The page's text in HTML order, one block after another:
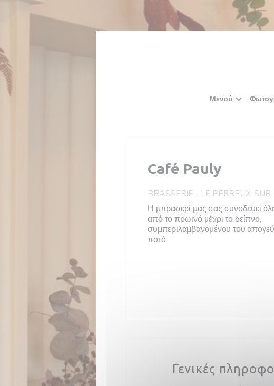
Πίνακας διαχείρισης "Μπισκότων" (Cookies)
Μενού
Café Pauly
BRASSERIE - LE PERREUX-
Η μπρασερί μας σας συνοδεύει
από το πρωινό μέχρι το δείπνο,
συμπεριλαμβανομένου του
ποτό.
Γενικές